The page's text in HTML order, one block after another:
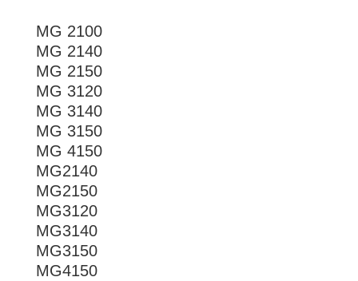
MG 2100
MG 2140
MG 2150
MG 3120
MG 3140
MG 3150
MG 4150
MG2140
MG2150
MG3120
MG3140
MG3150
MG4150